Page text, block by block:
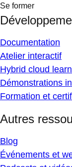
Se former
Documentation
Atelier interactif
Hybrid cloud
Démonstrations
Formation et
Autres
Blog
Événements et